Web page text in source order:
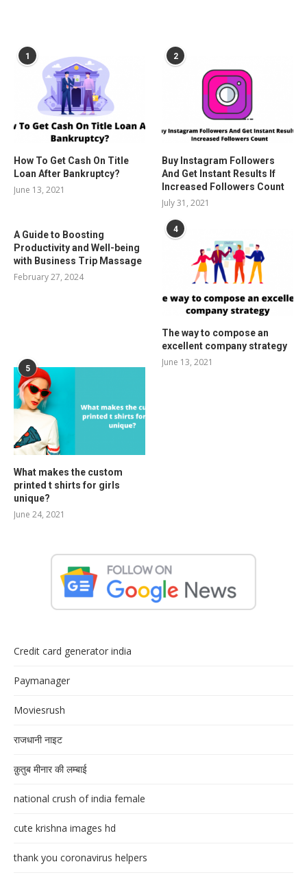
1
How To Get Cash On Title
Loan After Bankruptcy?
June 13, 2021
2
Buy Instagram Followers
And Get Instant Results If
Increased Followers Count
July 31, 2021
A Guide to Boosting
Productivity and Well-being
with Business Trip Massage
February 27, 2024
4
The way to compose an
excellent company strategy
June 13, 2021
5
What makes the custom
printed t shirts for girls
unique?
June 24, 2021
Credit card generator india
Paymanager
Moviesrush
राजधानी नाइट
क़ुतुब मीनार की लम्बाई
national crush of india female
cute krishna images hd
thank you coronavirus helpers